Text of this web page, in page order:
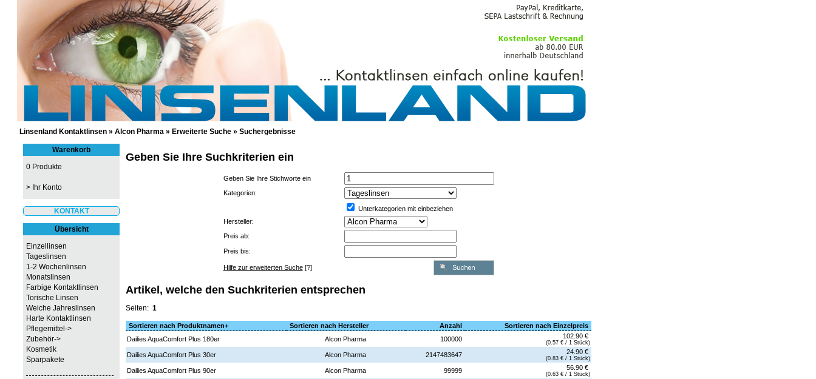
GÜNSTIGE KONTAKTLINSEN UND PFLEGEMITTEL
Linsenland Kontaktlinsen » Alcon Pharma » Erweiterte Suche » Suchergebnisse
Warenkorb
0 Produkte
> Ihr Konto
KONTAKT
Übersicht
Einzellinsen
Tageslinsen
1-2 Wochenlinsen
Monatslinsen
Farbige Kontaktlinsen
Torische Linsen
Weiche Jahreslinsen
Harte Kontaktlinsen
Pflegemittel->
Zubehör->
Kosmetik
Sparpakete
Geben Sie Ihre Suchkriterien ein
Geben Sie Ihre Stichworte ein
Kategorien:
Unterkategorien mit einbeziehen
Hersteller:
Preis ab:
Preis bis:
Hilfe zur erweiterten Suche[?]
Artikel, welche den Suchkriterien entsprechen
Seiten: 1
Sortieren nach Produktnamen+ Sortieren nach Hersteller Anzahl
Sortieren nach Einzelpreis
Dailies AquaComfort Plus 180er
Alcon Pharma 100000 102.90 €
(0.57 € / 1 Stück)
Dailies AquaComfort Plus 30er Alcon Pharma 2147483647 24.90 €
(0.83 € / 1 Stück)
Dailies AquaComfort Plus 90er Alcon Pharma 99999 56.90 €
(0.63 € / 1 Stück)